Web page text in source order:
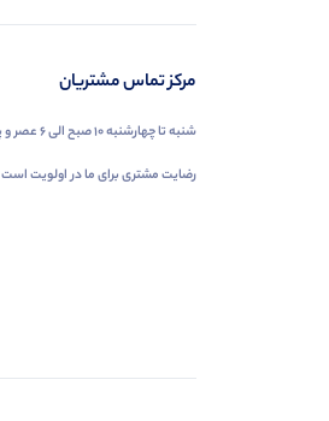
مرکز تماس مشتریان
شنبه تا چهارشنبه ۱۰ صبح الی ۶ عصر و پنجشنبه ۱۰ صبح الی ۱۶ عصر
رضایت مشتری برای ما در اولویت است